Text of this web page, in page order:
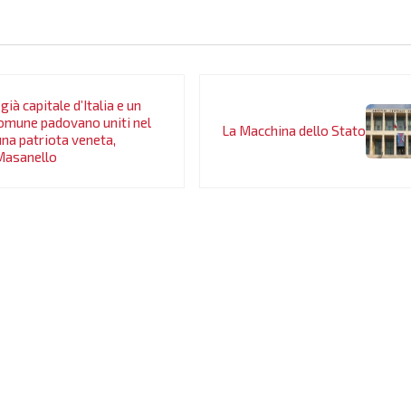
capitale d’Italia e un
padovano uniti nel
patriota veneta,
La Macchina dello Stato